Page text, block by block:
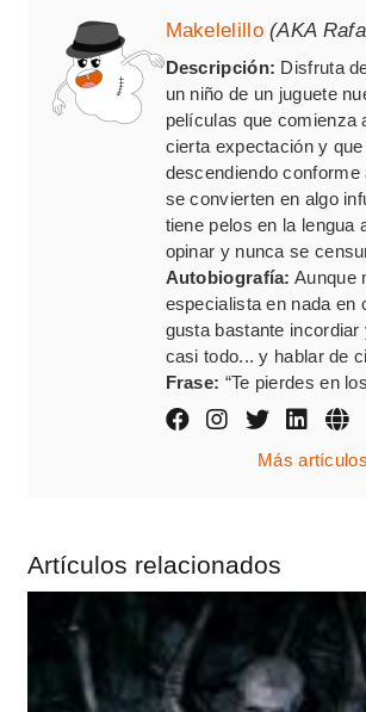
Makelelillo (AKA
Descripción: Disfruta
un niño de un juguete
películas que comienza
cierta expectación y
descendiendo conforme
se convierten en algo
tiene pelos en la lengua
opinar y nunca se
Autobiografía: Aunque
especialista en nada en
gusta bastante incordiar
casi todo... y hablar de
Frase: “Te pierdes en
Más
Artículos relacionados